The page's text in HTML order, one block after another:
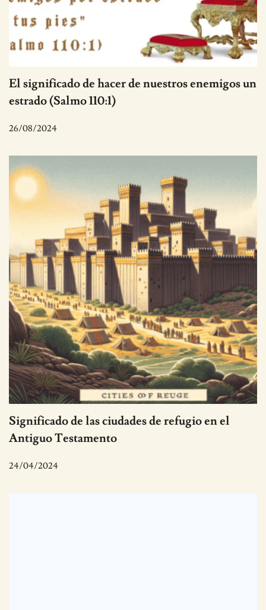
El significado de hacer de nuestros enemigos un
estrado (Salmo 110:1)
26/08/2024
Significado de las ciudades de refugio en el
Antiguo Testamento
24/04/2024